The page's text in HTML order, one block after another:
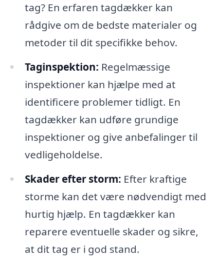
tag? En erfaren tagdækker kan
rådgive om de bedste materialer og
metoder til dit specifikke behov.
Taginspektion: Regelmæssige
inspektioner kan hjælpe med at
identificere problemer tidligt. En
tagdækker kan udføre grundige
inspektioner og give anbefalinger til
vedligeholdelse.
Skader efter storm: Efter kraftige
storme kan det være nødvendigt med
hurtig hjælp. En tagdækker kan
reparere eventuelle skader og sikre,
at dit tag er i god stand.